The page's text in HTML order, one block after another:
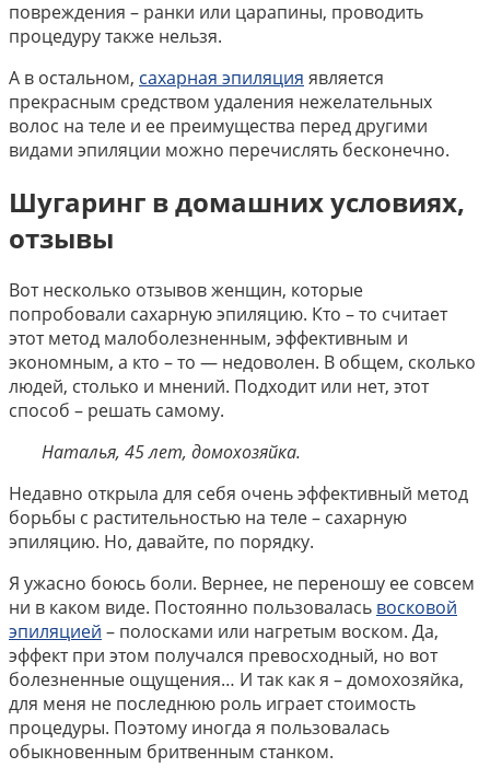
повреждения – ранки или царапины, проводить
процедуру также нельзя.
А в остальном, сахарная эпиляция является
прекрасным средством удаления нежелательных
волос на теле и ее преимущества перед другими
видами эпиляции можно перечислять бесконечно.
Шугаринг в домашних условиях,
отзывы
Вот несколько отзывов женщин, которые
попробовали сахарную эпиляцию. Кто – то считает
этот метод малоболезненным, эффективным и
экономным, а кто – то — недоволен. В общем, сколько
людей, столько и мнений. Подходит или нет, этот
способ – решать самому.
Наталья, 45 лет, домохозяйка.
Недавно открыла для себя очень эффективный метод
борьбы с растительностью на теле – сахарную
эпиляцию. Но, давайте, по порядку.
Я ужасно боюсь боли. Вернее, не переношу ее совсем
ни в каком виде. Постоянно пользовалась восковой
эпиляцией – полосками или нагретым воском. Да,
эффект при этом получался превосходный, но вот
болезненные ощущения… И так как я – домохозяйка,
для меня не последнюю роль играет стоимость
процедуры. Поэтому иногда я пользовалась
обыкновенным бритвенным станком.